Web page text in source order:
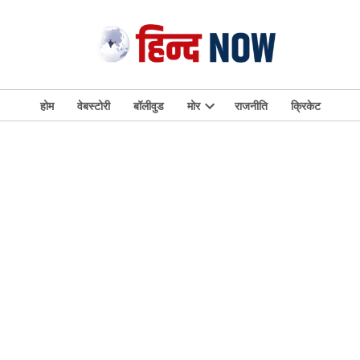
होम वेबस्टोरी बॉलीवुड मोर
Open
राजनीति क्रिकेट